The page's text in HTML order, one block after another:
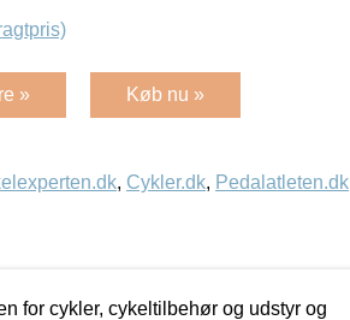
» Køb nu »
, Cykler.dk, Pedalatleten.dk
for cykler, cykeltilbehør og udstyr og